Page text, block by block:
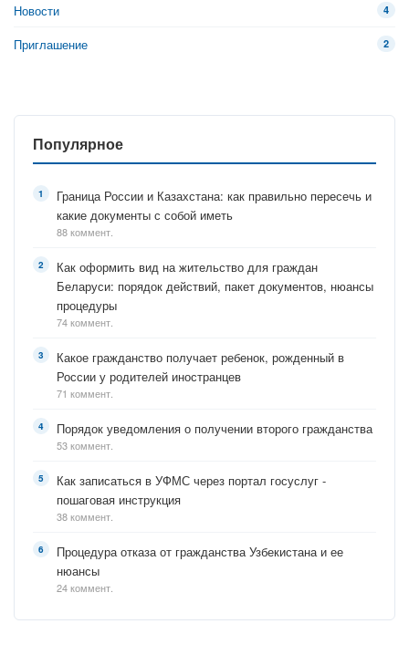
Новости 4
Приглашение 2
Популярное
Граница России и Казахстана: как правильно пересечь и
какие документы с собой иметь
88 коммент.
Как оформить вид на жительство для граждан
Беларуси: порядок действий, пакет документов, нюансы
процедуры
74 коммент.
Какое гражданство получает ребенок, рожденный в
России у родителей иностранцев
71 коммент.
Порядок уведомления о получении второго гражданства
53 коммент.
Как записаться в УФМС через портал госуслуг -
пошаговая инструкция
38 коммент.
Процедура отказа от гражданства Узбекистана и ее
нюансы
24 коммент.